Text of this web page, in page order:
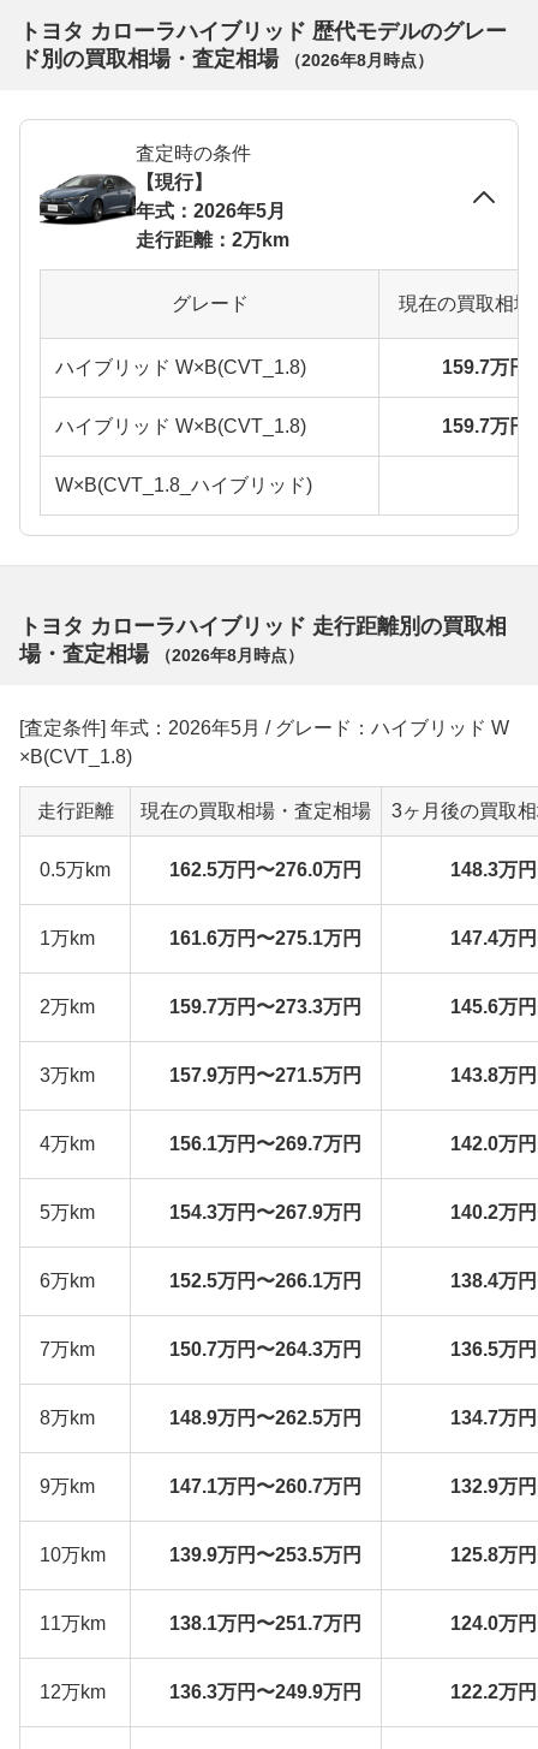
トヨタ カローラハイブリッド 歴代モデルのグレー
ド別の買取相場・査定相場
（2026年8月 時点）
査定時の条件
【現行】
年式：2026年5月
走行距離：2万km
グレード 現在の買取相
ハイブリッド W×B(CVT_1.8) 159.7万円
ハイブリッド W×B(CVT_1.8) 159.7万円
W×B(CVT_1.8_ハイブリッド)
トヨタ カローラハイブリッド 走行距離別の買取相
場・査定相場
（2026年8月 時点）
[査定条件] 年式：2026年5月 / グレード：ハイブリッド W
×B(CVT_1.8)
走行距離 現在の買取相場・査定相場 3ヶ月後の買取
0.5万km 162.5万円〜276.0万円 148.3万
1万km 161.6万円〜275.1万円 147.4万
2万km 159.7万円〜273.3万円 145.6万
3万km 157.9万円〜271.5万円 143.8万
4万km 156.1万円〜269.7万円 142.0万
5万km 154.3万円〜267.9万円 140.2万
6万km 152.5万円〜266.1万円 138.4万
7万km 150.7万円〜264.3万円 136.5万
8万km 148.9万円〜262.5万円 134.7万
9万km 147.1万円〜260.7万円 132.9万
10万km 139.9万円〜253.5万円 125.8万
11万km 138.1万円〜251.7万円 124.0万
12万km 136.3万円〜249.9万円 122.2万